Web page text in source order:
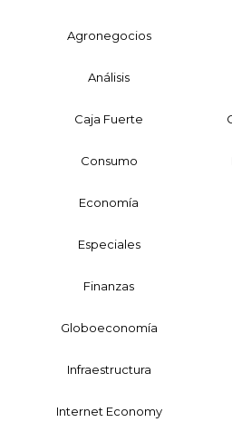
Agronegocios
Análisis
Caja Fuerte
Consumo
Economía
Especiales
Finanzas
Globoeconomía
Infraestructura
Internet Economy